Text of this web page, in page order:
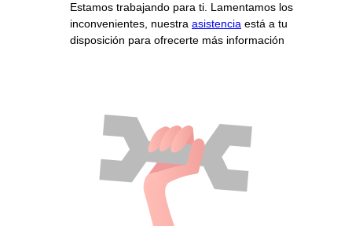
Estamos trabajando para ti. Lamentamos los
inconvenientes, nuestra asistencia está a tu
disposición para ofrecerte más información